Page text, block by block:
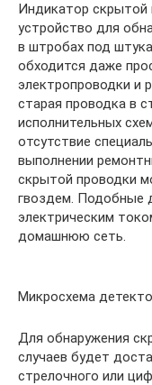
Индикатор скрытой
устройство для
в штробах под
обходится даже
электропроводки и
старая проводка в
исполнительных
отсутствие
выполнении
скрытой проводки
гвоздем. Подобные
электрическим
домашнюю сеть.
Микросхема
Для обнаружения
случаев будет
стрелочного или